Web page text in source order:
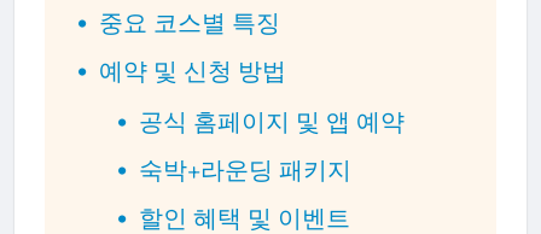
중요 코스별 특징
예약 및 신청 방법
공식 홈페이지 및 앱 예약
숙박+라운딩 패키지
할인 혜택 및 이벤트